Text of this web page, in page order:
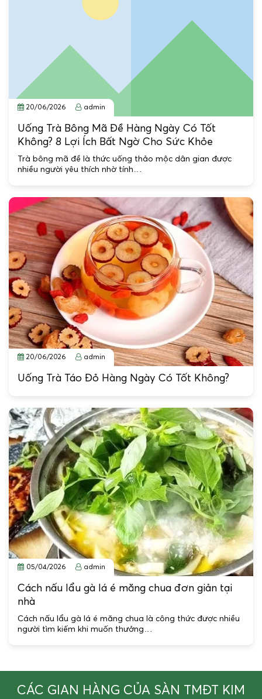
20/06/2026 admin
Uống Trà Bông Mã Đề Hàng Ngày Có Tốt
Không? 8 Lợi Ích Bất Ngờ Cho Sức Khỏe
Trà bông mã đề là thức uống thảo mộc dân gian được
nhiều người yêu thích nhờ tính…
20/06/2026 admin
Uống Trà Táo Đỏ Hàng Ngày Có Tốt Không?
05/04/2026 admin
Cách nấu lẩu gà lá é măng chua đơn giản tại
nhà
Cách nấu lẩu gà lá é măng chua là công thức được nhiều
người tìm kiếm khi muốn thưởng…
CÁC GIAN HÀNG CỦA SÀN TMĐT KIM